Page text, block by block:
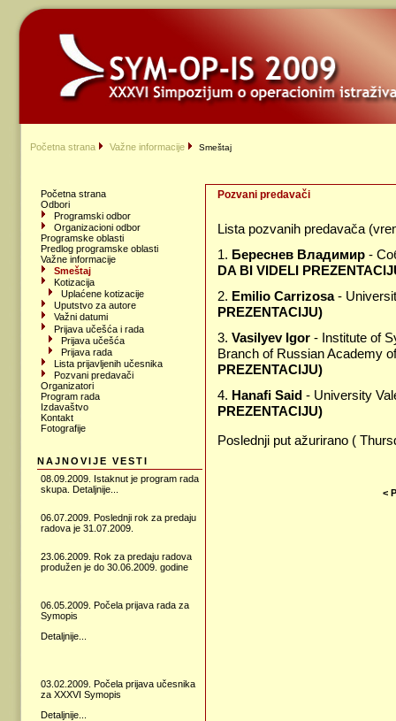
Početna strana Važne informacije Smeštaj
Početna strana
Odbori
Programski odbor
Organizacioni odbor
Programske oblasti
Predlog programske oblasti
Važne informacije
Smeštaj
Kotizacija
Uplaćene kotizacije
Uputstvo za autore
Važni datumi
Prijava učešća i rada
Prijava učešća
Prijava rada
Lista prijavljenih učesnika
Pozvani predavači
Organizatori
Program rada
Izdavaštvo
Kontakt
Fotografije
NAJNOVIJE VESTI
08.09.2009. Istaknut je program rada
skupa. Detaljnije...
06.07.2009. Poslednji rok za predaju
radova je 31.07.2009.
23.06.2009. Rok za predaju radova
produžen je do 30.06.2009. godine
06.05.2009. Počela prijava rada za
Symopis
Detaljnije...
03.02.2009. Počela prijava učesnika
za XXXVI Symopis
Detaljnije...
Pozvani predavači
Lista pozvanih predavača
1. Береснев Владимир-
DA BI VIDELI
2. Emilio Carrizosa-
PREZENTACIJU)
3. Vasilyev Igor- Institute of
Branch of Russian Academy
PREZENTACIJU)
4. Hanafi Said- University
PREZENTACIJU)
Poslednji put ažurirano (
<